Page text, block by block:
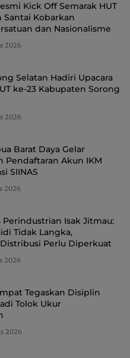
Kick Off Semarak HUT
Santai Kobarkan
dan Nasionalisme
2026
Selatan Hadiri Upacara
ke-23 Kabupaten Sorong
2026
Barat Daya Gelar
Pendaftaran Akun IKM
SIINAS
2026
Perindustrian Isak Jitmau:
Tidak Langka,
Perlu Diperkuat
2026
Tegaskan Disiplin
Tolok Ukur
2026